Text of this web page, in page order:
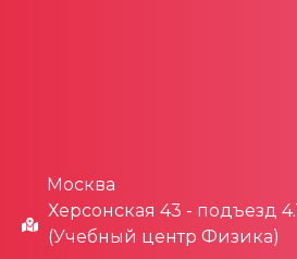
Москва
Херсонская 43 - подъезд
(Учебный центр Физика)